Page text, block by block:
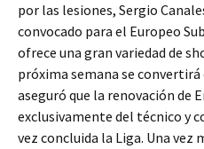
por las lesiones, Sergio
convocado para el Europeo
ofrece una gran variedad de
próxima semana se
aseguró que la renovación de
exclusivamente del técnico y
vez concluida la Liga. Una